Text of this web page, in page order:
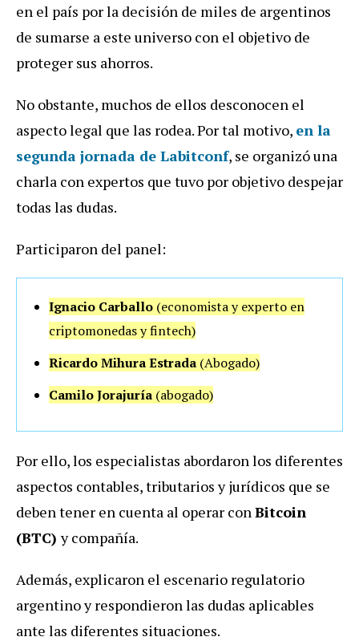
en el país por la decisión de miles de argentinos
de sumarse a este universo con el objetivo de
proteger sus ahorros.
No obstante, muchos de ellos desconocen el
aspecto legal que las rodea. Por tal motivo, en la
segunda jornada de Labitconf, se organizó una
charla con expertos que tuvo por objetivo despejar
todas las dudas.
Participaron del panel:
Ignacio Carballo (economista y experto en
criptomonedas y fintech)
Ricardo Mihura Estrada (Abogado)
Camilo Jorajuría (abogado)
Por ello, los especialistas abordaron los diferentes
aspectos contables, tributarios y jurídicos que se
deben tener en cuenta al operar conBitcoin
(BTC)y compañía.
Además, explicaron el escenario regulatorio
argentino y respondieron las dudas aplicables
ante las diferentes situaciones.